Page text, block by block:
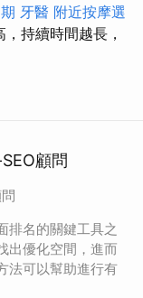
牙醫 附近按摩選
持續時間越長，
顧問
排名的關鍵工具之
出優化空間，進而
法可以幫助進行有